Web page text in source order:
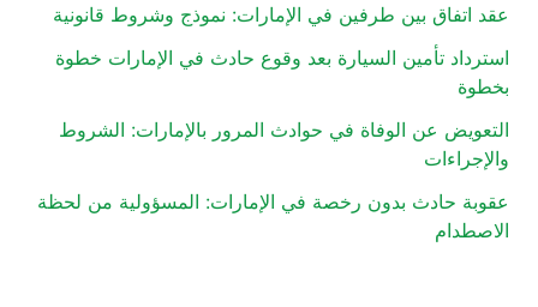
عقد اتفاق بين طرفين في الإمارات: نموذج وشروط قانونية
استرداد تأمين السيارة بعد وقوع حادث في الإمارات خطوة
بخطوة
التعويض عن الوفاة في حوادث المرور بالإمارات: الشروط
والإجراءات
عقوبة حادث بدون رخصة في الإمارات: المسؤولية من لحظة
الاصطدام